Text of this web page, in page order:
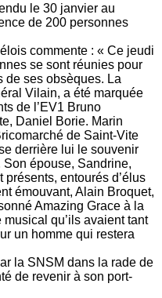
le 30 janvier au
de 200 personnes
commente : « Ce jeudi
se sont réunies pour
de ses obsèques. La
Vilain, a été marquée
de l’EV1 Bruno
Daniel Borie. Marin
de Saint-Vite
derrière lui le souvenir
Son épouse, Sandrine,
entourés d’élus
émouvant, Alain Broquet,
Amazing Grace à la
qu’ils avaient tant
un homme qui restera
la SNSM dans la rade de
de revenir à son port-